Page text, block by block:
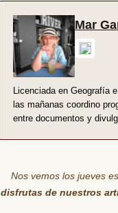
Mar
Licenciada en Geografía
las mañanas coordino
entre documentos y
Nos vemos los jueves
disfrutas de nuestros